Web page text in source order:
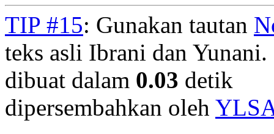
TIP #15: Gunakan tautan
teks asli Ibrani dan
dibuat dalam 0.03 detik
dipersembahkan oleh